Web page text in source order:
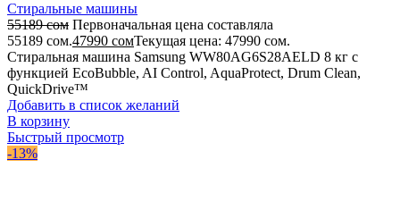
Стиральные машины
55189сом Первоначальная цена составляла
55189 сом.47990 сомТекущая цена: 47990 сом.
Стиральная машина Samsung WW80AG6S28AELD 8 кг с
функцией EcoBubble, AI Control, AquaProtect, Drum Clean,
QuickDrive™
Добавить в список желаний
В корзину
Быстрый просмотр
-13%